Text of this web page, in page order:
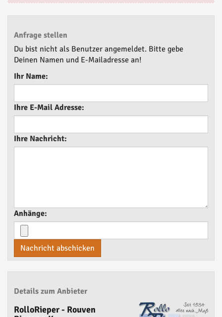
Anfrage stellen
Du bist nicht als Benutzer angemeldet. Bitte gebe
Deinen Namen und E-Mailadresse an!
Ihr Name:
Ihre E-Mail Adresse:
Ihre Nachricht:
Anhänge:
Nachricht abschicken
Details zum Anbieter
RolloRieper - Rouven